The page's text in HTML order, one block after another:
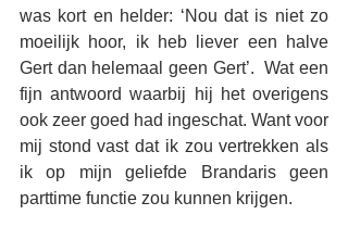
was kort en helder: ‘Nou dat is niet zo
moeilijk hoor, ik heb liever een halve
Gert dan helemaal geen Gert’.  Wat een
fijn antwoord waarbij hij het overigens
ook zeer goed had ingeschat. Want voor
mij stond vast dat ik zou vertrekken als
ik op mijn geliefde Brandaris geen
parttime functie zou kunnen krijgen.